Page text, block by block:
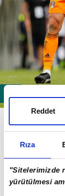
Rıza
"Sitelerimizde
yürütülmesi
Reddet
Fulham'da
kalan ve
Fabri için
günlerde